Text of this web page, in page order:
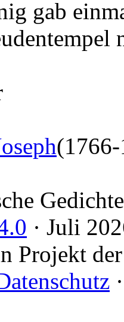
gab
· Juli
Projekt der
·